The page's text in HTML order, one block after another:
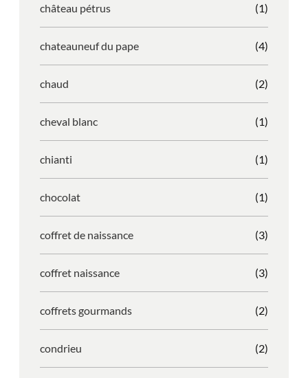
château pétrus (1)
chateauneuf du pape (4)
chaud (2)
cheval blanc (1)
chianti (1)
chocolat (1)
coffret de naissance (3)
coffret naissance (3)
coffrets gourmands (2)
condrieu (2)